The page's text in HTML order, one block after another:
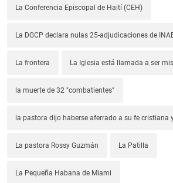
La Conferencia Episcopal de Haití (CEH)
La DGCP declara nulas 25-adjudicaciones de
La frontera La Iglesia está llamada a ser
la muerte de 32 "combatientes"
la pastora dijo haberse aferrado a su fe cristiana
La pastora Rossy Guzmán La Patilla
La Pequeña Habana de Miami